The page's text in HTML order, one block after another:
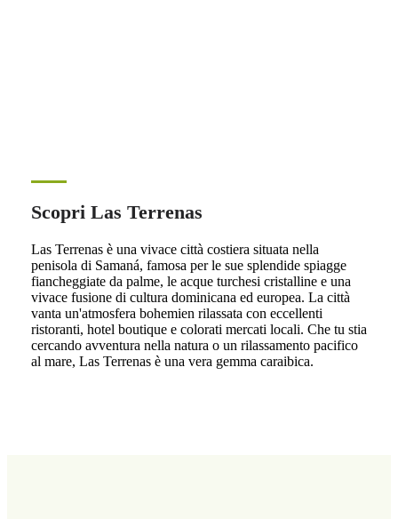
Scopri Las Terrenas
Las Terrenas è una vivace città costiera situata nella
penisola di Samaná, famosa per le sue splendide spiagge
fiancheggiate da palme, le acque turchesi cristalline e una
vivace fusione di cultura dominicana ed europea. La città
vanta un'atmosfera bohemien rilassata con eccellenti
ristoranti, hotel boutique e colorati mercati locali. Che tu stia
cercando avventura nella natura o un rilassamento pacifico
al mare, Las Terrenas è una vera gemma caraibica.